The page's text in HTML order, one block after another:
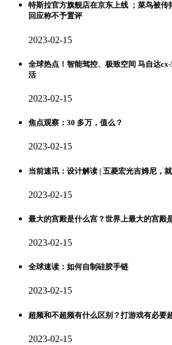
特斯拉官方旗舰店在京东上线 ；菜鸟被传
回应称不予置评
2023-02-15
全球热点！智能驾控、极致空间 马自达
活
2023-02-15
焦点观察：30 多万，值么？
2023-02-15
当前速讯：设计解读 | 五菱宏光吉姆尼，
2023-02-15
最大的宫殿是什么宫？世界上最大的宫殿
2023-02-15
全球速读：如何自制硅胶手链
2023-02-15
超频和不超频有什么区别？打游戏有必要
2023-02-15